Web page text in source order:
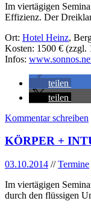
Im viertägigen
Effizienz. Der
Ort: Hotel Heinz,
Kosten: 1500 € (zzgl.
Infos:
teilen
teilen
Kommentar schreiben
KÖRPER +
03.10.2014 //Termine
Im viertägigen
durch den flüssigen